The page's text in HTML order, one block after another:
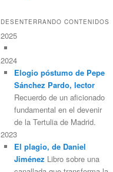
DESENTERRANDO CONTENIDOS
2025
2024
Elogio póstumo de Pepe
Sánchez Pardo, lector
Recuerdo de un aficionado
fundamental en el devenir
de la Tertulia de Madrid.
2023
El plagio, de Daniel
Jiménez Libro sobre una